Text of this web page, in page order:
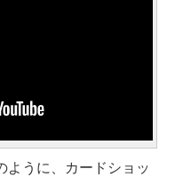
うに、カードショッ